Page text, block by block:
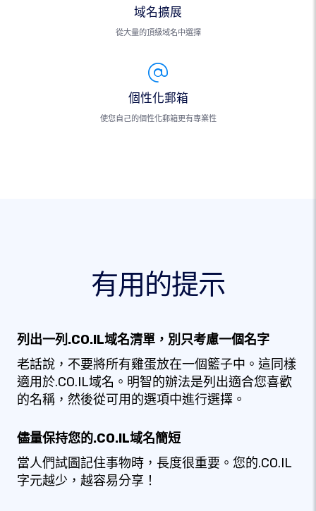
域名擴展
從大量的頂級域名中選擇
個性化郵箱
使您自己的個性化郵箱更有專業性
有用的提示
列出一列.CO.IL域名清單，別只考慮一個名字
老話說，不要將所有雞蛋放在一個籃子中。這同樣
適用於.CO.IL域名。明智的辦法是列出適合您喜歡
的名稱，然後從可用的選項中進行選擇。
儘量保持您的.CO.IL域名簡短
當人們試圖記住事物時，長度很重要。您的.CO.IL
字元越少，越容易分享！